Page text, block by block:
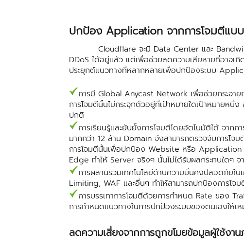
ปกป้อง Application จากการโจมตีแบ
Cloudflare จะมี Data Center และ
DDoS ได้อยู่แล้ว แต่เพื่อช่วยลดความเสียหายที่อาจเ
ประยุกต์แนวทางที่หลากหลายเพื่อปกป้องระบบ
การมี Global Anycast Network เพื่อช่วยกระจา
การโจมตีนั้นไม่กระจุกตัวอยู่ที่เป้าหมายใดเป้าหมายห
ปกติ
การเรียนรู้และยับยั้งการโจมตีโดยอัตโนมัติได้ จา
มากกว่า 12 ล้าน Domain จึงสามารถตรวจจับการโจ
การโจมตีนั้นเพื่อปกป้อง Website หรือ
Edge ทำให้ Server จริงๆ นั้นไม่ได้รับผลกระทบใดๆ จ
การผสานรวมเทคโนโลยีด้านความมั่นคงปลอดภัยใ
Limiting, WAF และอื่นๆ ทำให้สามารถปกป้องการโ
การบรรเทาการโจมตีด้วยการกำหนด Rate ของ
การกำหนดแนวทางในการปกป้องระบบของตนเองให้เ
ลดความเสี่ยงจากการถูกขโมยข้อมูลผู้ใช้งา